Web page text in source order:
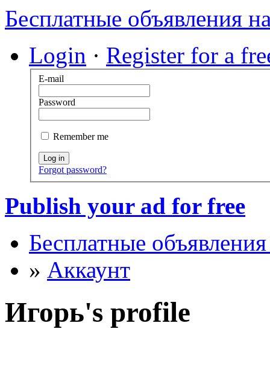
Бесплатные объявления
Login · Register for a
E-mail
Password
Remember me
Log in
Forgot password?
Publish your ad for free
Бесплатные
» Аккаунт
Игорь's profile